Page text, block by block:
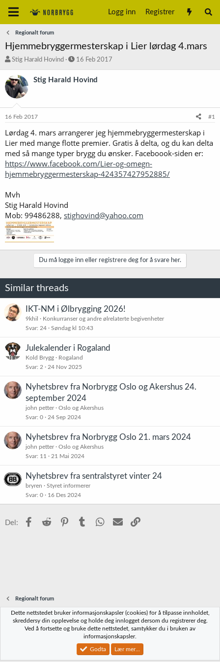
Logg inn Registrer
Regionalt forum
Hjemmebryggermesterskap i Lier lørdag 4.mars
T
å
d
s
t
r
Stig Harald Hovind
S
a
o
16 Feb 2017
Stig Harald Hovind
16 Feb 2017 #1
Lørdag 4. mars arrangerer jeg hjemmebryggermesterskap i
Lier med mange flotte premier. Gratis å delta, og du kan delta
med så mange typer brygg du ønsker. Faceboook-siden er:
https://www.facebook.com/Lier-og-omegn-
hjemmebryggermesterskap-424357427952885/
Mvh
Stig Harald Hovind
Mob: 99486288, stighovind@yahoo.com
Du må logge inn eller registrere deg for å svare her.
Similar threads
IKT-NM i Ølbrygging 2026!
9khil
Konkurranser og andre ølrelaterte begivenheter
Svar 24 Søndag kl 10:43
Julekalender i Rogaland
Kold Brygg
Rogaland
Svar 2 24 Nov 2025
Nyhetsbrev fra Norbrygg Oslo og Akershus 24.
september 2024
john petter
Oslo og Akershus
Svar 0 24 Sep 2024
Nyhetsbrev fra Norbrygg Oslo 21. mars 2024
john petter
Oslo og Akershus
Svar 11 21 Mai 2024
Nyhetsbrev fra sentralstyret vinter 24
bryren
Styret informerer
Svar 0 16 Des 2024
Del: Facebook
Reddit PinterestTumblr WhatsApp
E-post
Regionalt forum
Norbrygg-default
Vilkår og regler Personvernregler
Community platform by XenForo® © 2010-2023 XenForo Ltd.
Dette nettstedet bruker informasjonskapsler (cookies) for å tilpasse innholdet,
skreddersy din opplevelse og holde deg innlogget dersom du registrerer deg.
Ved å fortsette og bruke dette nettstedet, samtykker du i bruken av
informasjonskapsler.
Godta Lær mer...